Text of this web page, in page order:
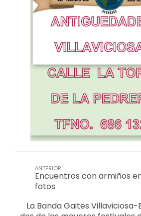
ANTERIOR
Encuentros con armiños
fotos
La Banda Gaites